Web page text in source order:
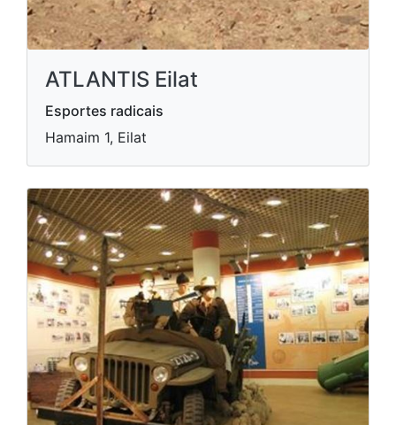
ATLANTIS Eilat
Esportes radicais
Hamaim 1, Eilat